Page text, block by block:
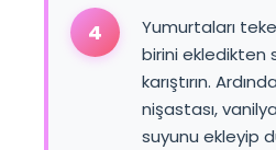
4
Yumurtaları
birini ekledikten
karıştırın.
nişastası,
suyunu ekleyip